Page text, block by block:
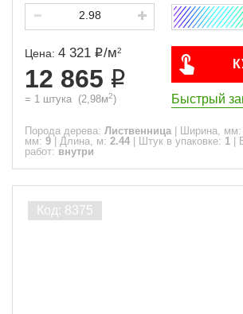
Цена: 4 321 /м2
12 865
= 1 штука (2,98м2) Быстрый
Порода дерева: Лиственница Ширина, мм:
мм: 9 Длина, м: 2.44 Штук в упаковке: 1
работ: внутри